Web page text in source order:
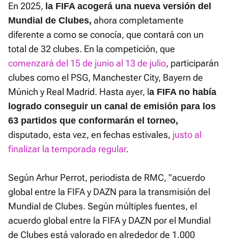
En 2025, la FIFA acogerá una nueva versión del
Mundial de Clubes, ahora completamente
diferente a como se conocía, que contará con un
total de 32 clubes. En la competición, que
comenzará del 15 de junio al 13 de julio, participarán
clubes como el PSG, Manchester City, Bayern de
Múnich y Real Madrid. Hasta ayer, la FIFA no había
logrado conseguir un canal de emisión para los
63 partidos que conformarán el torneo,
disputado, esta vez, en fechas estivales, justo al
finalizar la temporada regular.
Según Arhur Perrot, periodista de RMC, "acuerdo
global entre la FIFA y DAZN para la transmisión del
Mundial de Clubes. Según múltiples fuentes, el
acuerdo global entre la FIFA y DAZN por el Mundial
de Clubes está valorado en alrededor de 1.000